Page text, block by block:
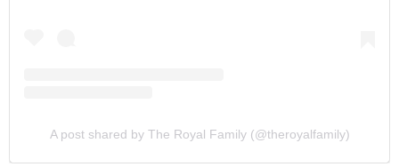
A post shared by The Royal Family (@theroyalfamily)